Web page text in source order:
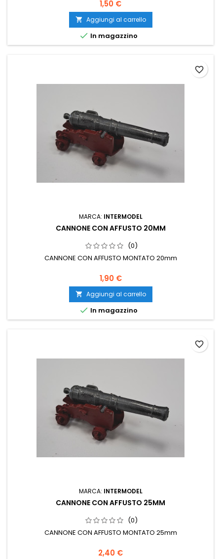
1,50 €
 Aggiungi al carrello
 In magazzino
MARCA: INTERMODEL
CANNONE CON AFFUSTO 20MM
(0)
CANNONE CON AFFUSTO MONTATO 20mm
1,90 €
 Aggiungi al carrello
 In magazzino
favorite_border
MARCA: INTERMODEL
CANNONE CON AFFUSTO 25MM
(0)
CANNONE CON AFFUSTO MONTATO 25mm
2,40 €
favorite_border